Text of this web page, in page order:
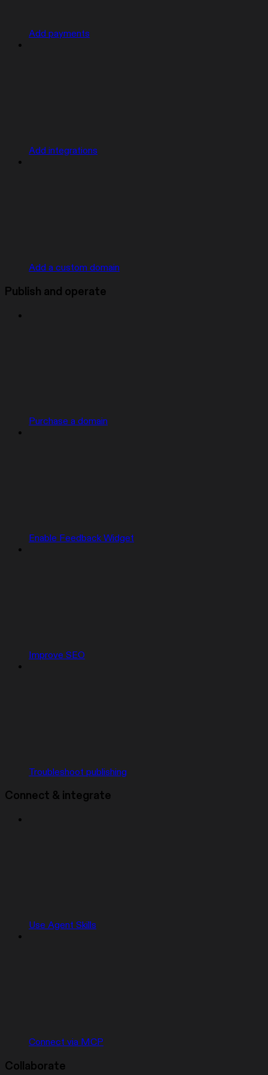
Add payments
Add integrations
Add a custom domain
Publish and operate
Purchase a domain
Enable Feedback Widget
Improve SEO
Troubleshoot publishing
Connect & integrate
Use Agent Skills
Connect via MCP
Collaborate